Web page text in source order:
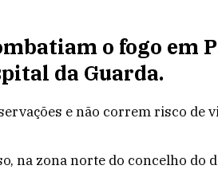
o fogo em
da Guarda.
e não correm risco de
na zona norte do concelho do